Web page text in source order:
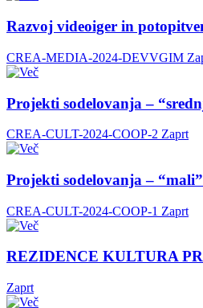
Razvoj videoiger in
CREA-MEDIA-2024-DEVVGIM
Projekti sodelovanja –
CREA-CULT-2024-COOP-2 Zaprt
Projekti sodelovanja –
CREA-CULT-2024-COOP-1 Zaprt
REZIDENCE KULTURA
Zaprt